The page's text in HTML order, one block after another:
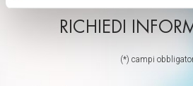
geografica, con
metro,
attivamente alla ricerca di
RICHIEDI
(*) campi